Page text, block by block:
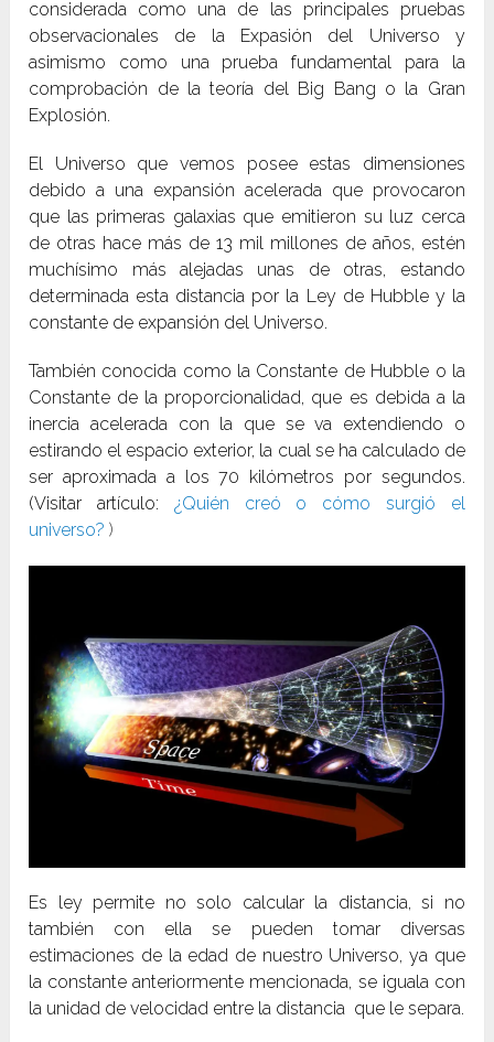
considerada como una de las principales pruebas
observacionales de la Expasión del Universo y
asimismo como una prueba fundamental para la
comprobación de la teoría del Big Bang o la Gran
Explosión.
El Universo que vemos posee estas dimensiones
debido a una expansión acelerada que provocaron
que las primeras galaxias que emitieron su luz cerca
de otras hace más de 13 mil millones de años, estén
muchísimo más alejadas unas de otras, estando
determinada esta distancia por la Ley de Hubble y la
constante de expansión del Universo.
También conocida como la Constante de Hubble o la
Constante de la proporcionalidad, que es debida a la
inercia acelerada con la que se va extendiendo o
estirando el espacio exterior, la cual se ha calculado de
ser aproximada a los 70 kilómetros por segundos.
(Visitar artículo:
¿Quién creó o cómo surgió el
universo?)
Es ley permite no solo calcular la distancia, si no
también con ella se pueden tomar diversas
estimaciones de la edad de nuestro Universo, ya que
la constante anteriormente mencionada, se iguala con
la unidad de velocidad entre la distancia que le separa.